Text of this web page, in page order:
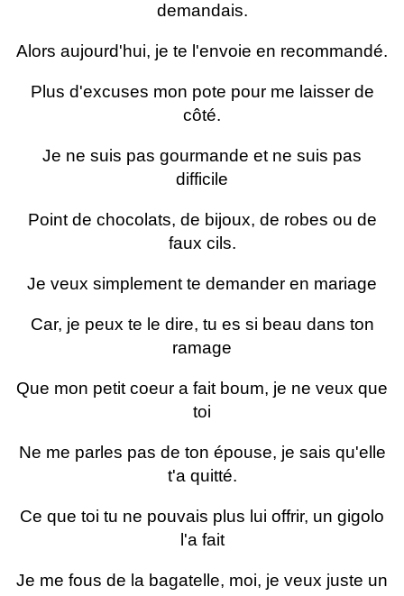
demandais.
Alors aujourd'hui, je te l'envoie en recommandé.
Plus d'excuses mon pote pour me laisser de
côté.
Je ne suis pas gourmande et ne suis pas
difficile
Point de chocolats, de bijoux, de robes ou de
faux cils.
Je veux simplement te demander en mariage
Car, je peux te le dire, tu es si beau dans ton
ramage
Que mon petit coeur a fait boum, je ne veux que
toi
Ne me parles pas de ton épouse, je sais qu'elle
t'a quitté.
Ce que toi tu ne pouvais plus lui offrir, un gigolo
l'a fait
Je me fous de la bagatelle, moi, je veux juste un